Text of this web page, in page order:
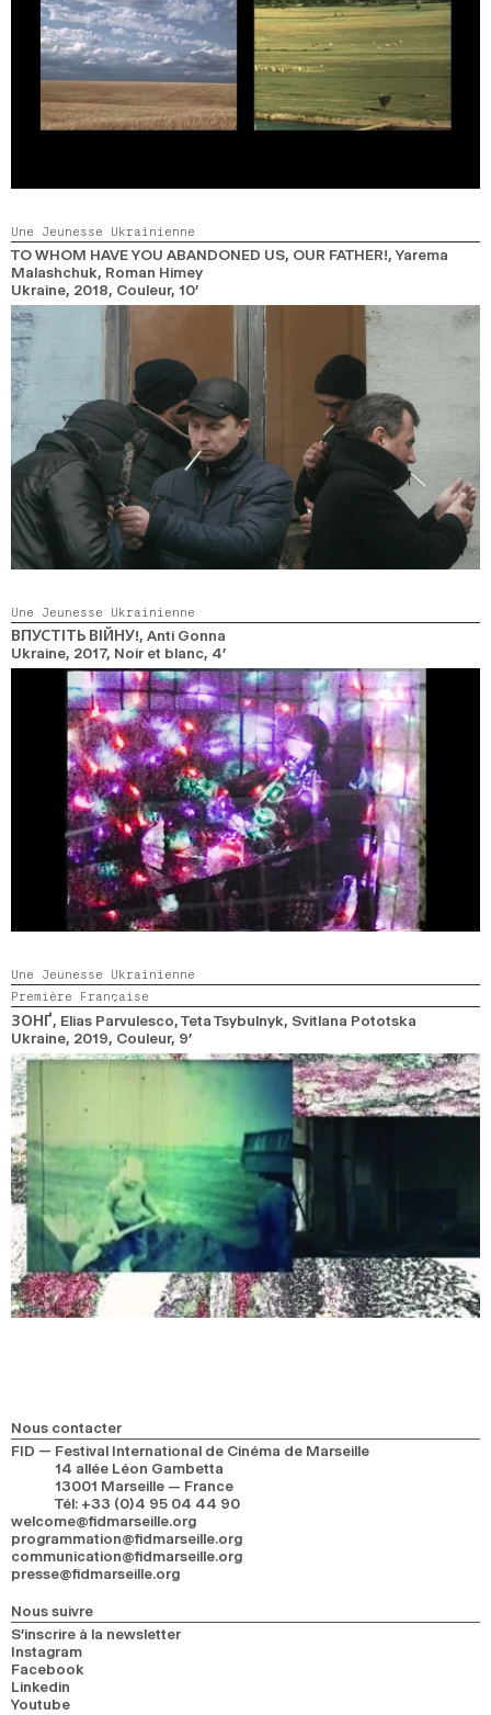
Une Jeunesse Ukrainienne
TO WHOM HAVE YOU ABANDONED US, OUR FATHER!, Yarema
Malashchuk, Roman Himey
Ukraine, 2018, Couleur, 10’
Une Jeunesse Ukrainienne
ВПУСТІТЬ ВІЙНУ!, Anti Gonna
Ukraine, 2017, Noir et blanc, 4’
Une Jeunesse Ukrainienne
Première Française
ЗОНҐ, Elias Parvulesco, Teta Tsybulnyk, Svitlana Pototska
Ukraine, 2019, Couleur, 9’
Nous contacter
FID — Festival International de Cinéma de Marseille
14 allée Léon Gambetta
13001 Marseille — France
Tél: +33 (0)4 95 04 44 90
welcome@fidmarseille.org
programmation@fidmarseille.org
communication@fidmarseille.org
presse@fidmarseille.org
Nous suivre
S’inscrire à la newsletter
Instagram
Facebook
Linkedin
Youtube